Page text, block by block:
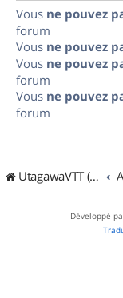
Vous ne pouvez
forum
Vous ne pouvez
Vous ne pouvez
forum
Vous ne pouvez
forum
UtagawaVTT (Randos VTT et VTTAE avec traces GPS)
Développé